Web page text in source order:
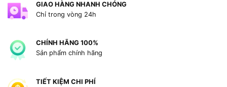
GIAO HÀNG NHANH CHÓNG
Chỉ trong vòng 24h
CHÍNH HÃNG 100%
Sản phẩm chính hãng
TIẾT KIỆM CHI PHÍ